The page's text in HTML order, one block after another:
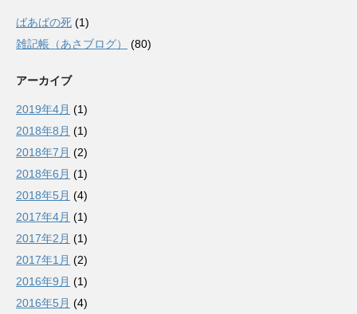
ばあばの死 (1)
雑記帳（あさブログ）
(80)
アーカイブ
2019年4月 (1)
2018年8月 (1)
2018年7月 (2)
2018年6月 (1)
2018年5月 (4)
2017年4月 (1)
2017年2月 (1)
2017年1月 (2)
2016年9月 (1)
2016年5月 (4)